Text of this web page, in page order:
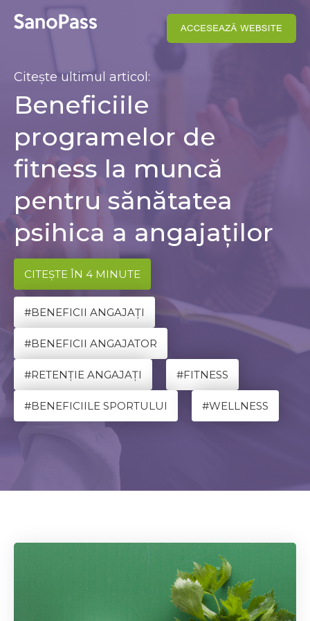
Citește ultimul articol:
Beneficiile
programelor de
fitness la muncă
pentru sănătatea
psihica a angajaților
CITEȘTE ÎN 4 MINUTE
#BENEFICII ANGAJAȚI
#BENEFICII ANGAJATOR
#RETENȚIE ANGAJAȚI #FITNESS
#BENEFICIILE SPORTULUI #WELLNESS